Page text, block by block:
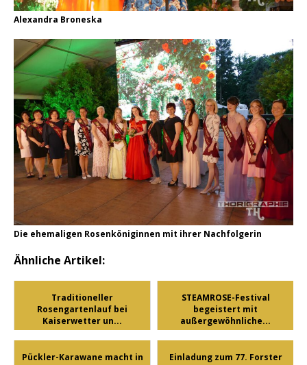
Alexandra Broneska
Die ehemaligen Rosenköniginnen mit ihrer Nachfolgerin
Ähnliche Artikel:
Traditioneller
Rosengartenlauf bei
Kaiserwetter un...
STEAMROSE-Festival
begeistert mit
außergewöhnliche...
Pückler-Karawane macht in
Einladung zum 77. Forster